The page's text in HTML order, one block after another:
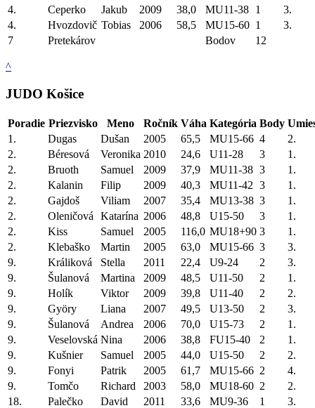
4.
Ceperko Jakub 2009 38,0 MU11-38 1
3.
4.
Hvozdovič Tobias 2006 58,5 MU15-60 1
3.
7
Pretekárov Bodov 12
^
JUDO Košice
Poradie Priezvisko Meno Ročník Váha Kategória Body
1.
Dugas Dušan 2005 65,5 MU15-66 4
2.
2.
Béresová Veronika 2010 24,6 U11-28 3
1.
2.
Bruoth Samuel 2009 37,9 MU11-38 3
1.
2.
Kalanin Filip 2009 40,3 MU11-42 3
1.
2.
Gajdoš Viliam 2007 35,4 MU13-38 3
1.
2.
Oleničová Katarína 2006 48,8 U15-50 3
1.
2.
Kiss Samuel 2005 116,0 MU18+90 3
1.
2.
Klebaško Martin 2005 63,0 MU15-66 3
3.
9.
Králiková Stella 2011 22,4 U9-24 2
3.
9.
Šulanová Martina 2009 48,5 U11-50 2
1.
9.
Holík Viktor 2009 39,8 U11-40 2
2.
9.
Györy Liana 2007 49,5 U13-50 2
3.
9.
Šulanová Andrea 2006 70,0 U15-73 2
1.
9.
Veselovská Nina 2006 38,8 FU15-40 2
1.
9.
Kušnier Samuel 2005 44,0 U15-50 2
2.
9.
Fonyi Patrik 2005 61,7 MU15-66 2
4.
9.
Tomčo Richard 2003 58,0 MU18-60 2
2.
18.
Palečko David 2011 33,6 MU9-36 1
3.